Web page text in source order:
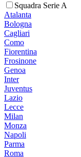
Squadra Serie A
Atalanta
Bologna
Cagliari
Como
Fiorentina
Frosinone
Genoa
Inter
Juventus
Lazio
Lecce
Milan
Monza
Napoli
Parma
Roma